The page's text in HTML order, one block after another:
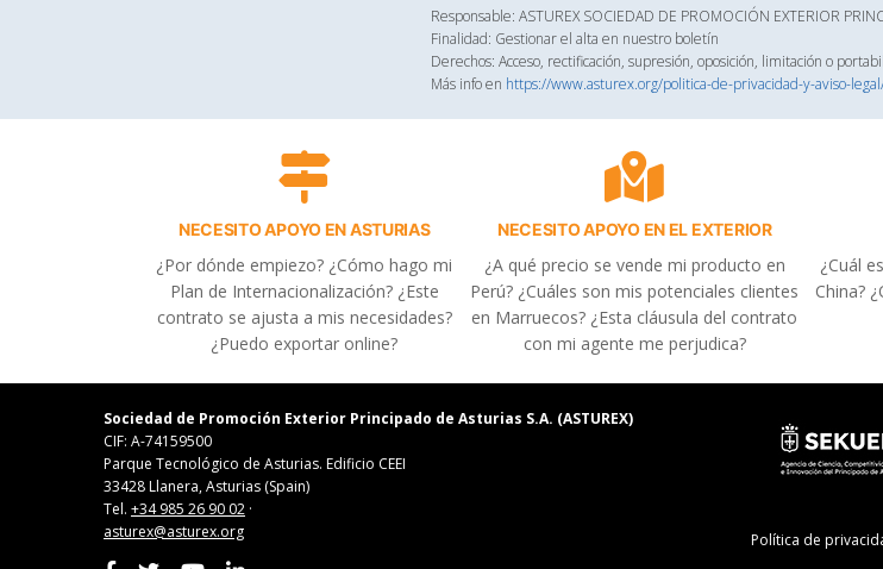
Responsable: ASTUREX SOCIEDAD DE PROMOCIÓN EXTERIOR
Finalidad: Gestionar el alta en nuestro boletín
Derechos: Acceso, rectificación, supresión, oposición, limitación o
Más info en https://www.asturex.org/politica-de-privacidad-y-aviso-
NECESITO APOYO EN ASTURIAS
¿Por dónde empiezo? ¿Cómo hago mi
Plan de Internacionalización? ¿Este
contrato se ajusta a mis necesidades?
¿Puedo exportar online?
NECESITO APOYO EN EL EXTERIOR
¿A qué precio se vende mi producto en
Perú? ¿Cuáles son mis potenciales clientes
en Marruecos? ¿Esta cláusula del contrato
con mi agente me perjudica?
¿Cuál
China?
Sociedad de Promoción Exterior Principado de Asturias S.A. (ASTUREX)
CIF: A-74159500
Parque Tecnológico de Asturias. Edificio CEEI
33428 Llanera, Asturias (Spain)
Tel. +34 985 26 90 02 ·
asturex@asturex.org
Política de